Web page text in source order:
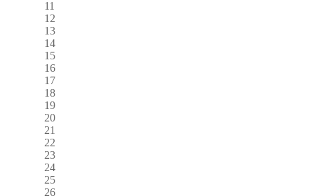
11
12
13
14
15
16
17
18
19
20
21
22
23
24
25
26